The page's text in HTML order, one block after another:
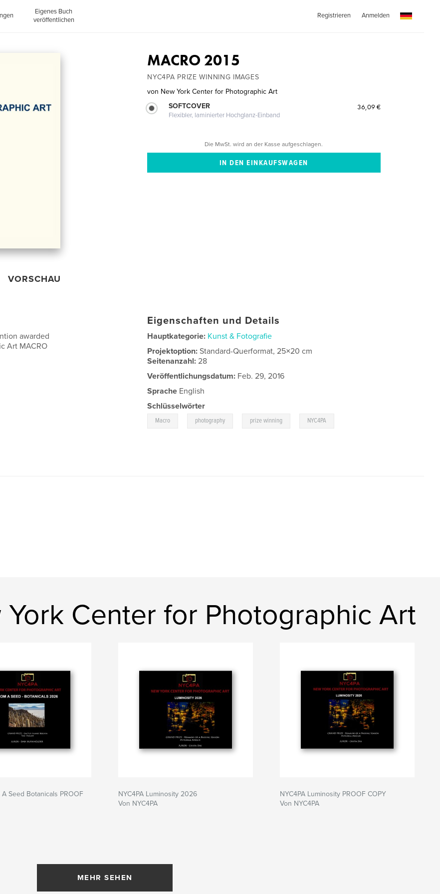
Eigenes Buch
veröffentlichen
Registrieren Anmelden
VORSCHAU
MACRO 2015
NYC4PA PRIZE WINNING IMAGES
von New York Center for Photographic Art
SOFTCOVER
Flexibler, laminierter Hochglanz-Einband
36,09 €
Die MwSt. wird an der Kasse aufgeschlagen.
awarded
Art MACRO
Eigenschaften und Details
Hauptkategorie: Kunst & Fotografie
Projektoption:Standard-Querformat, 25×20 cm
Seitenanzahl:28
Veröffentlichungsdatum: Feb. 29, 2016
Sprache English
Schlüsselwörter
Macro photography prize winning NYC4PA
Center for Photographic Art
A Seed Botanicals PROOF
NYC4PA Luminosity 2026
Von NYC4PA
NYC4PA Luminosity PROOF COPY
Von NYC4PA
MEHR SEHEN